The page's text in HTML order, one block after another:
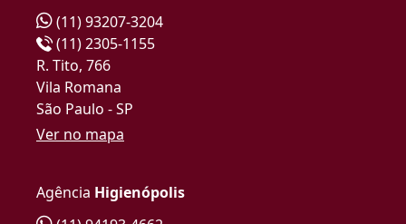
(11) 93207-3204
(11) 2305-1155
R. Tito, 766
Vila Romana
São Paulo - SP
Ver no mapa
Agência Higienópolis